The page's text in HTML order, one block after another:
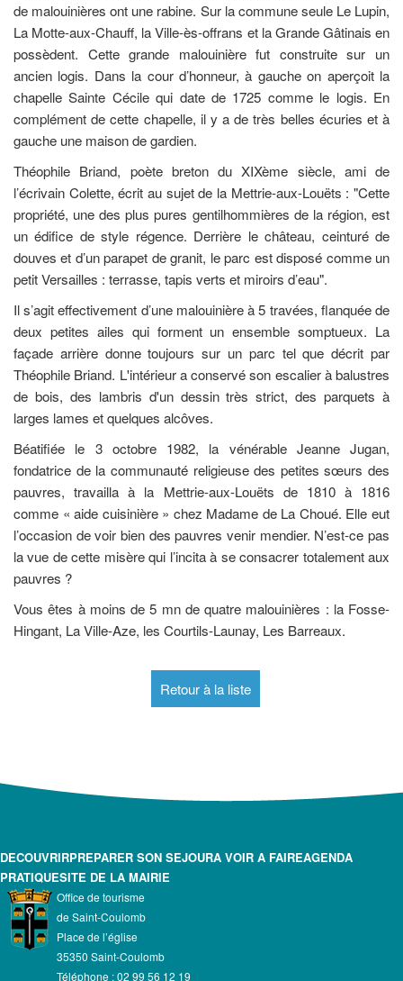
de malouinières ont une rabine. Sur la commune seule Le Lupin,
La Motte-aux-Chauff, la Ville-ès-offrans et la Grande Gâtinais en
possèdent. Cette grande malouinière fut construite sur un
ancien logis. Dans la cour d’honneur, à gauche on aperçoit la
chapelle Sainte Cécile qui date de 1725 comme le logis. En
complément de cette chapelle, il y a de très belles écuries et à
gauche une maison de gardien.
Théophile Briand, poète breton du XIXème siècle, ami de
l’écrivain Colette, écrit au sujet de la Mettrie-aux-Louëts : "Cette
propriété, une des plus pures gentilhommières de la région, est
un édifice de style régence. Derrière le château, ceinturé de
douves et d’un parapet de granit, le parc est disposé comme un
petit Versailles : terrasse, tapis verts et miroirs d’eau".
Il s’agit effectivement d’une malouinière à 5 travées, flanquée de
deux petites ailes qui forment un ensemble somptueux. La
façade arrière donne toujours sur un parc tel que décrit par
Théophile Briand. L'intérieur a conservé son escalier à balustres
de bois, des lambris d'un dessin très strict, des parquets à
larges lames et quelques alcôves.
Béatifiée le 3 octobre 1982, la vénérable Jeanne Jugan,
fondatrice de la communauté religieuse des petites sœurs des
pauvres, travailla à la Mettrie-aux-Louëts de 1810 à 1816
comme « aide cuisinière » chez Madame de La Choué. Elle eut
l’occasion de voir bien des pauvres venir mendier. N’est-ce pas
la vue de cette misère qui l’incita à se consacrer totalement aux
pauvres ?
Vous êtes à moins de 5 mn de quatre malouinières : la Fosse-
Hingant, La Ville-Aze, les Courtils-Launay, Les Barreaux.
Retour à la liste
DECOUVRIRPREPARER SON SEJOURA VOIR A FAIREAGENDA
PRATIQUESITE DE LA MAIRIE
Office de tourisme
de Saint-Coulomb
Place de l’église
35350 Saint-Coulomb
Téléphone : 02 99 56 12 19